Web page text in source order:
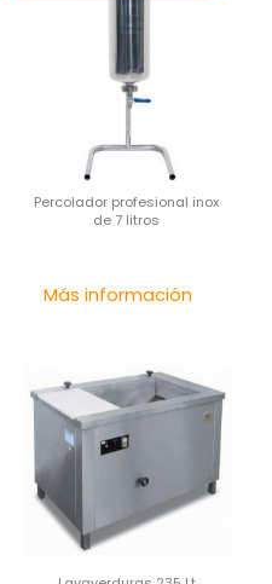
Percolador profesional inox
de 7 litros
Más información